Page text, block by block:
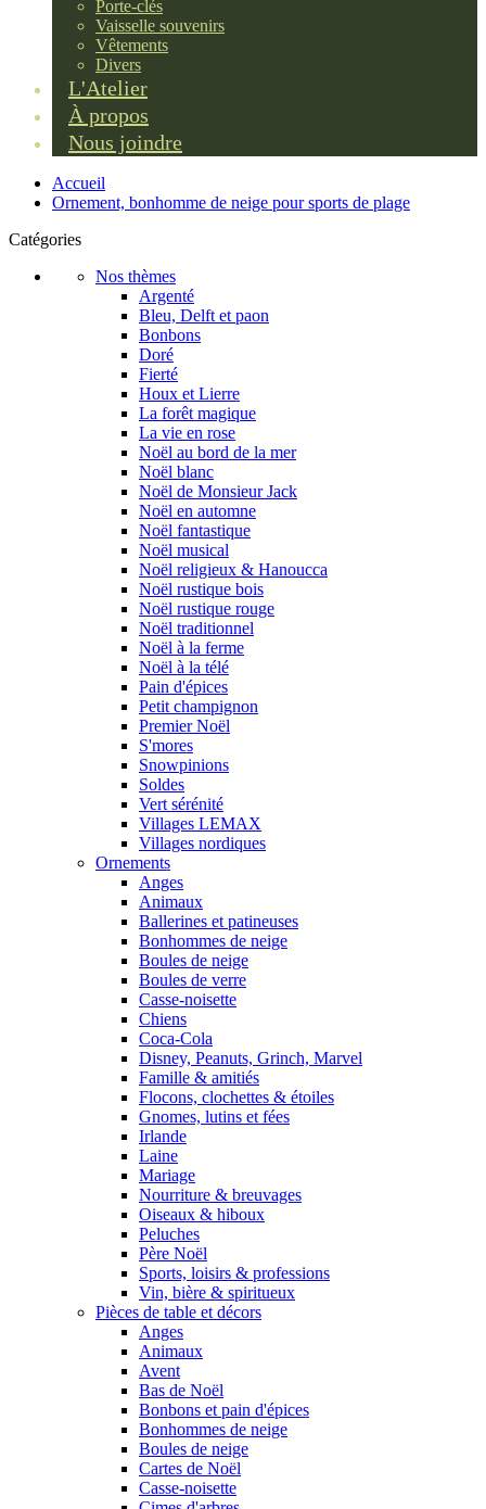
Porte-clés
Vaisselle souvenirs
Vêtements
Divers
L'Atelier
À propos
Nous joindre
Accueil
Ornement, bonhomme de neige pour sports de plage
Catégories
Nos thèmes
Argenté
Bleu, Delft et paon
Bonbons
Doré
Fierté
Houx et Lierre
La forêt magique
La vie en rose
Noël au bord de la mer
Noël blanc
Noël de Monsieur Jack
Noël en automne
Noël fantastique
Noël musical
Noël religieux & Hanoucca
Noël rustique bois
Noël rustique rouge
Noël traditionnel
Noël à la ferme
Noël à la télé
Pain d'épices
Petit champignon
Premier Noël
S'mores
Snowpinions
Soldes
Vert sérénité
Villages LEMAX
Villages nordiques
Ornements
Anges
Animaux
Ballerines et patineuses
Bonhommes de neige
Boules de neige
Boules de verre
Casse-noisette
Chiens
Coca-Cola
Disney, Peanuts, Grinch, Marvel
Famille & amitiés
Flocons, clochettes & étoiles
Gnomes, lutins et fées
Irlande
Laine
Mariage
Nourriture & breuvages
Oiseaux & hiboux
Peluches
Père Noël
Sports, loisirs & professions
Vin, bière & spiritueux
Pièces de table et décors
Anges
Animaux
Avent
Bas de Noël
Bonbons et pain d'épices
Bonhommes de neige
Boules de neige
Cartes de Noël
Casse-noisette